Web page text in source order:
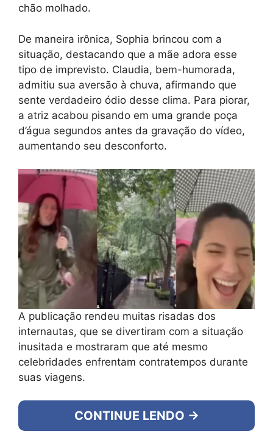
chão molhado.
De maneira irônica, Sophia brincou com a
situação, destacando que a mãe adora esse
tipo de imprevisto. Claudia, bem-humorada,
admitiu sua aversão à chuva, afirmando que
sente verdadeiro ódio desse clima. Para piorar,
a atriz acabou pisando em uma grande poça
d’água segundos antes da gravação do vídeo,
aumentando seu desconforto.
A publicação rendeu muitas risadas dos
internautas, que se divertiram com a situação
inusitada e mostraram que até mesmo
celebridades enfrentam contratempos durante
suas viagens.
CONTINUE LENDO →